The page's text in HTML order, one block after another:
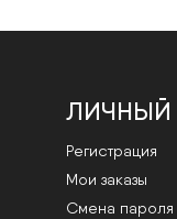
ЛИЧНЫЙ
Регистрация
Мои заказы
Смена пароля